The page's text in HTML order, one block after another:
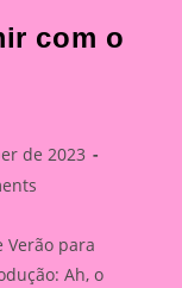
com o
de 2023
Verão para
Ah, o